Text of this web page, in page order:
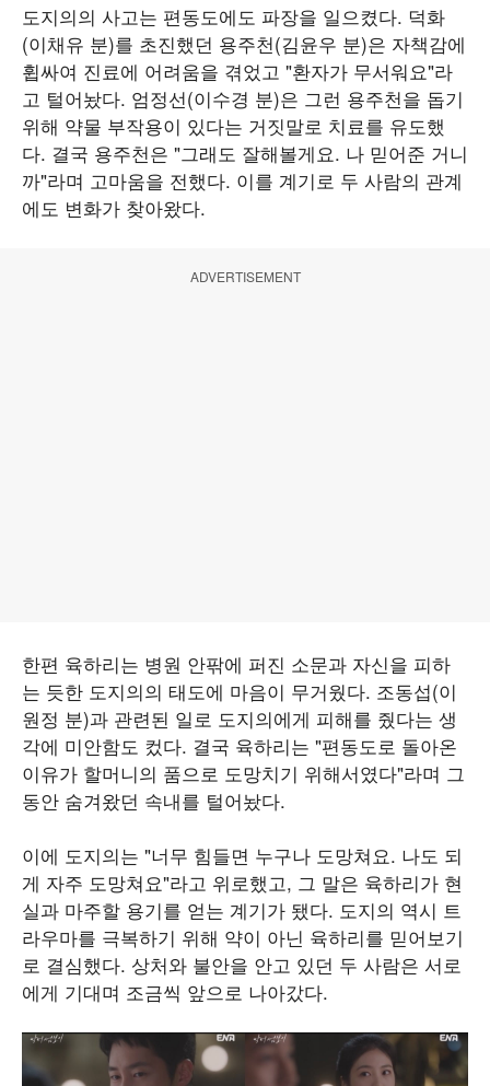
도지의의 사고는 편동도에도 파장을 일으켰다. 덕화
(이채유 분)를 초진했던 용주천(김윤우 분)은 자책감에
휩싸여 진료에 어려움을 겪었고 "환자가 무서워요"라
고 털어놨다. 엄정선(이수경 분)은 그런 용주천을 돕기
위해 약물 부작용이 있다는 거짓말로 치료를 유도했
다. 결국 용주천은 "그래도 잘해볼게요. 나 믿어준 거니
까"라며 고마움을 전했다. 이를 계기로 두 사람의 관계
에도 변화가 찾아왔다.
ADVERTISEMENT
한편 육하리는 병원 안팎에 퍼진 소문과 자신을 피하
는 듯한 도지의의 태도에 마음이 무거웠다. 조동섭(이
원정 분)과 관련된 일로 도지의에게 피해를 줬다는 생
각에 미안함도 컸다. 결국 육하리는 "편동도로 돌아온
이유가 할머니의 품으로 도망치기 위해서였다"라며 그
동안 숨겨왔던 속내를 털어놨다.
이에 도지의는 "너무 힘들면 누구나 도망쳐요. 나도 되
게 자주 도망쳐요"라고 위로했고, 그 말은 육하리가 현
실과 마주할 용기를 얻는 계기가 됐다. 도지의 역시 트
라우마를 극복하기 위해 약이 아닌 육하리를 믿어보기
로 결심했다. 상처와 불안을 안고 있던 두 사람은 서로
에게 기대며 조금씩 앞으로 나아갔다.